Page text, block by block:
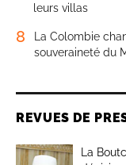
leurs villas
8
La Colombie
souveraineté du
REVUES DE
La